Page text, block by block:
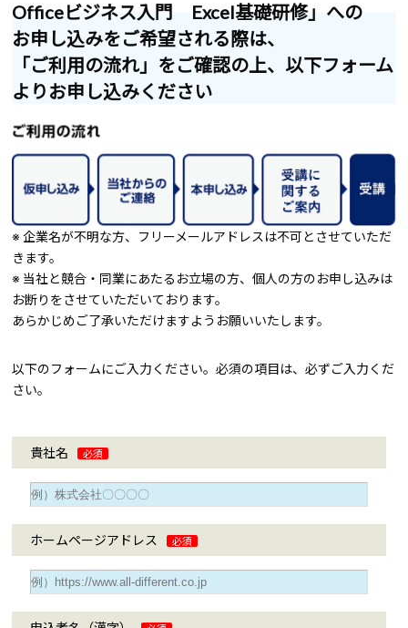
Officeビジネス入門 Excel基礎研修」への
お申し込みをご希望される際は、
「ご利用の流れ」をご確認の上、以下フォーム
よりお申し込みください
※ 企業名が不明な方、フリーメールアドレスは不可とさせていただ
きます。
※ 当社と競合・同業にあたるお立場の方、個人の方のお申し込みは
お断りをさせていただいております。
あらかじめご了承いただけますようお願いいたします。
以下のフォームにご入力ください。必須の項目は、必ずご入力くだ
さい。